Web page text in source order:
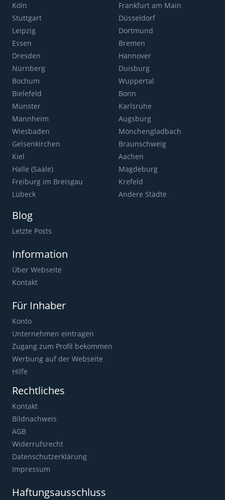
Köln
Frankfurt am Main
Stuttgart
Düsseldorf
Leipzig
Dortmund
Essen
Bremen
Dresden
Hannover
Nürnberg
Duisburg
Bochum
Wuppertal
Bielefeld
Bonn
Münster
Karlsruhe
Mannheim
Augsburg
Wiesbaden
Mönchengladbach
Gelsenkirchen
Braunschweig
Kiel
Aachen
Halle (Saale)
Magdeburg
Freiburg im Breisgau
Krefeld
Lübeck
Andere Städte
Blog
Letzte Posts
Information
Über Webseite
Kontakt
Für Inhaber
Konto
Unternehmen eintragen
Zugang zum Profil bekommen
Werbung auf der Webseite
Hilfe
Rechtliches
Kontakt
Bildnachweis
AGB
Widerrufsrecht
Datenschutzerklärung
Impressum
Haftungsausschluss